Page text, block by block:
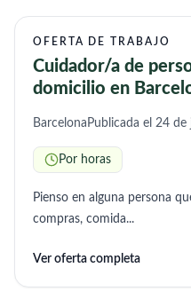
OFERTA DE TRABAJO
Cuidador/a de
domicilio en
Barcelona Publicada el 24
Por horas
Pienso en alguna persona
compras, comida...
Ver oferta completa